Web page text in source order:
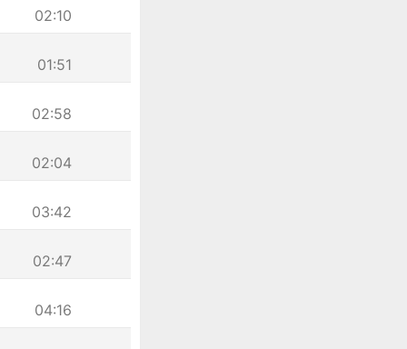
02:10
01:51
02:58
02:04
03:42
02:47
04:16